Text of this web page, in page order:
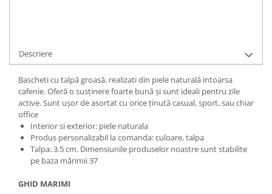
Descriere
Bascheti cu talpă groasă, realizati din piele naturală intoarsa
cafenie. Oferă o susținere foarte bună și sunt ideali pentru zile
active. Sunt ușor de asortat cu orice ținută casual, sport, sau chiar
office
Interior si exterior: piele naturala
Produs personalizabil la comanda: culoare, talpa
Talpa: 3.5 cm. Dimensiunile produselor noastre sunt stabilite
pe baza mărimii 37
GHID MARIMI